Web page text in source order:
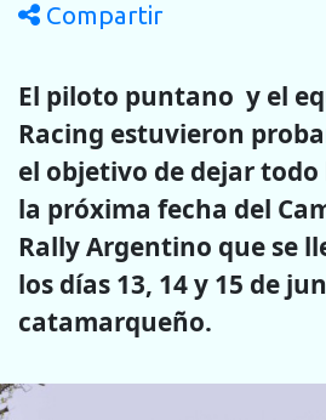
Compartir
El piloto puntano y el
Racing estuvieron
el objetivo de dejar
la próxima fecha del
Rally Argentino que se
los días 13, 14 y 15 de
catamarqueño.